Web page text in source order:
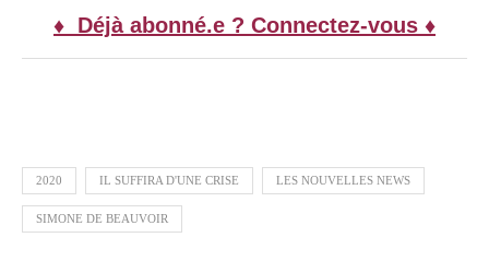
♦ Déjà abonné.e ? Connectez-vous ♦
2020 IL SUFFIRA D'UNE CRISE LES NOUVELLES NEWS
SIMONE DE BEAUVOIR